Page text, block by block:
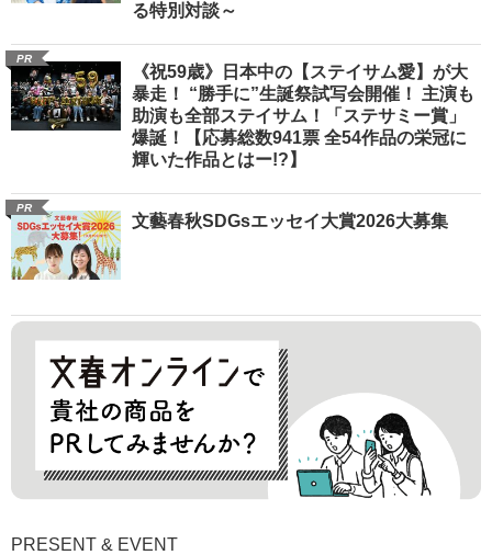
る特別対談～
PR
《祝59歳》日本中の【ステイサム愛】が大
暴走！ “勝手に”生誕祭試写会開催！ 主演も
助演も全部ステイサム！「ステサミー賞」
爆誕！【応募総数941票 全54作品の栄冠に
輝いた作品とはー!?】
PR
文藝春秋SDGsエッセイ大賞2026大募集
PRESENT & EVENT